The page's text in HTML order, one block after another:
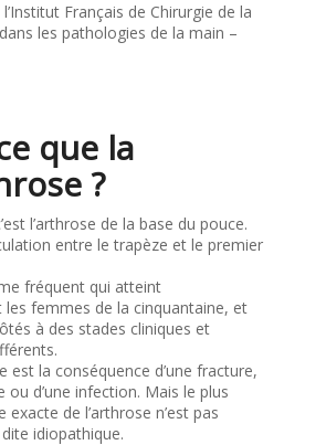
Français de Chirurgie de la
les pathologies de la main –
que la
?
l’arthrose de la base du pouce.
entre le trapèze et le premier
fréquent qui atteint
femmes de la cinquantaine, et
à des stades cliniques et
est la conséquence d’une fracture,
ou d’une infection. Mais le plus
exacte de l’arthrose n’est pas
idiopathique.